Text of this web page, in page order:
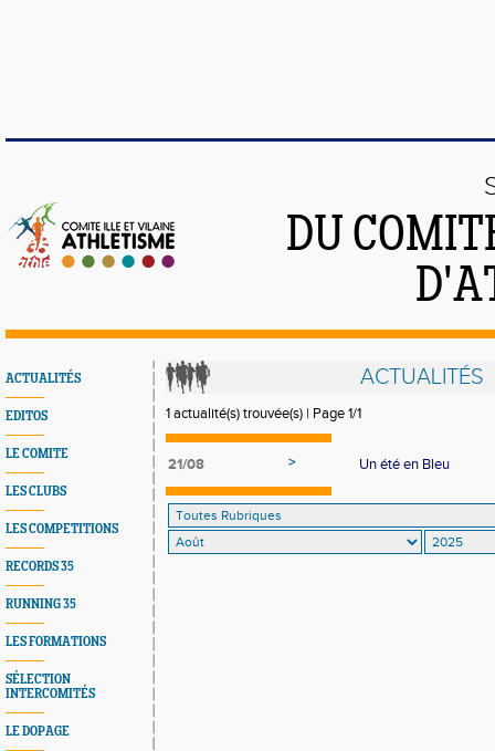
DU
ACTUALITÉS
EDITOS
LE COMITE
LES CLUBS
LES COMPETITIONS
RECORDS 35
RUNNING 35
LES FORMATIONS
SÉLECTION
INTERCOMITÉS
LE DOPAGE
ACTUALITÉS
1 actualité(s) trouvée(s) | Page 1/1
21/08 > Un été en Bleu